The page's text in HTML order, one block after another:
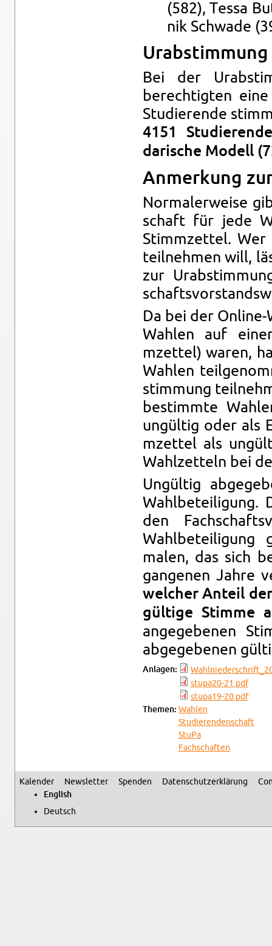
(582), Tessa
nik Schwade
Bei der
berechtigten
Studierende
4151
darische Mod­ell
An­merkung
Nor­maler­weise
schaft für jede
Stim­mzettel. Wer
teil­nehmen will,
zur
Da bei der
Wahlen auf
mzettel) waren,
Wahlen
stim­mung
bes­timmte
ungültig oder als
mzettel als
Wahlzetteln bei
Ungültig
Wahlbeteili­gung.
den
Wahlbeteili­gung
malen, das sich
gan­genen Jahre
welcher An­teil
gültige Stimme
angegebe­nen
abgegebe­nen
An­la­gen:
stupa20-​21.​pdf
stupa19-​20.​pdf
The­men: Wahlen
Studieren­den­schaft
StuPa
Fach­schaften
Sec­ondary menu
Kalen­der Newslet­ter Spenden Daten­schutzerklärung
Eng­lish
Deutsch